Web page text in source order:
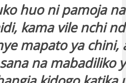
huo ni pamoja
kama vile nchi
mapato ya chini,
na mabadiliko